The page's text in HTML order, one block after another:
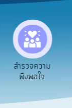
ผู้รับเบีย